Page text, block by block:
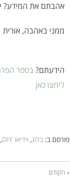
אהבתם את המידע?
ממני באהבה, אורית
הידעתם? בספר
ליחצו כאן
פורסם ב: בלוג, וידיאו DIY ,
« הקודם